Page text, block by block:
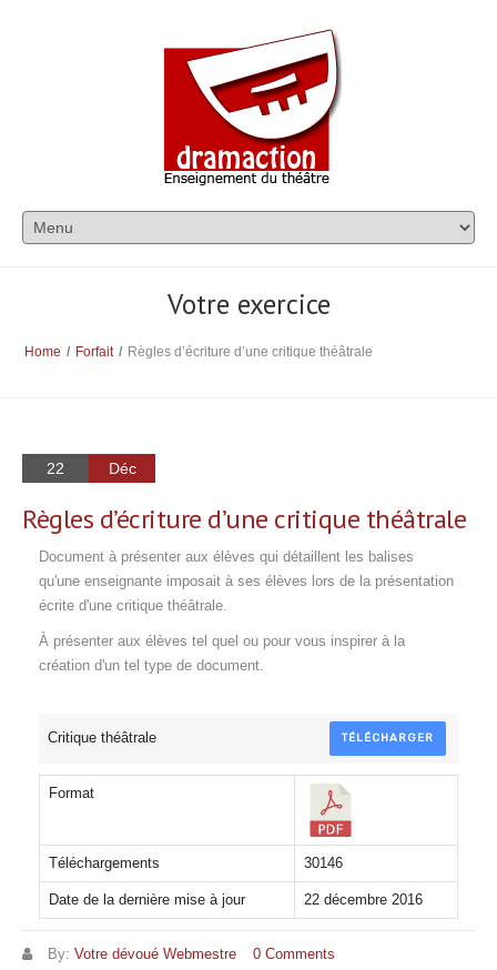
Votre exercice
Home / Forfait / Règles d’écriture d’une critique théâtrale
22 Déc
Règles d’écriture d’une critique théâtrale
Document à présenter aux élèves qui détaillent les balises
qu'une enseignante imposait à ses élèves lors de la présentation
écrite d'une critique théâtrale.
À présenter aux élèves tel quel ou pour vous inspirer à la
création d'un tel type de document.
Critique théâtrale TÉLÉCHARGER
Format
Téléchargements 30146
Date de la dernière mise à jour 22 décembre 2016
By: Votre dévoué Webmestre 0 Comments